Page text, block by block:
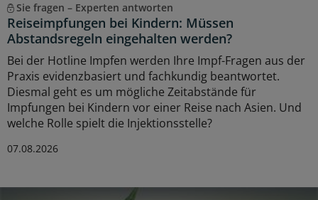
Sie fragen – Experten antworten
Reiseimpfungen bei Kindern: Müssen
Abstandsregeln eingehalten werden?
Bei der Hotline Impfen werden Ihre Impf-Fragen aus der
Praxis evidenzbasiert und fachkundig beantwortet.
Diesmal geht es um mögliche Zeitabstände für
Impfungen bei Kindern vor einer Reise nach Asien. Und
welche Rolle spielt die Injektionsstelle?
07.08.2026